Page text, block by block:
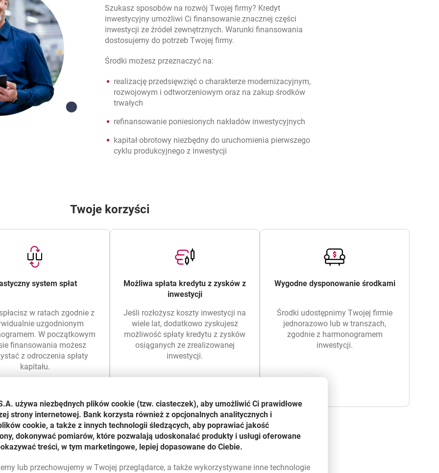
Szukasz sposobów na rozwój Twojej firmy? Kredyt
inwestycyjny umożliwi Ci finansowanie znacznej części
inwestycji ze źródeł zewnętrznych. Warunki finansowania
dostosujemy do potrzeb Twojej firmy.
Środki możesz przeznaczyć na:
realizację przedsięwzięć o charakterze modernizacyjnym,
rozwojowym i odtworzeniowym oraz na zakup środków
trwałych
refinansowanie poniesionych nakładów inwestycyjnych
kapitał obrotowy niezbędny do uruchomienia pierwszego
cyklu produkcyjnego z inwestycji
Twoje korzyści
system spłat
w ratach zgodnie z
uzgodnionym
W początkowym
finansowania możesz
z odroczenia spłaty
kapitału.
Możliwa spłata kredytu z zysków z
inwestycji
Jeśli rozłożysz koszty inwestycji na
wiele lat, dodatkowo zyskujesz
możliwość spłaty kredytu z zysków
osiąganych ze zrealizowanej
inwestycji.
Wygodne dysponowanie środkami
Środki udostępnimy Twojej firmie
jednorazowo lub w transzach,
zgodnie z harmonogramem
inwestycji.
używa niezbędnych plikówcookie (tzw. ciasteczek), aby umożliwić Ci prawidłowe
strony internetowej. Bank korzysta również z opcjonalnych analitycznych i
cookie, a także z innych technologii śledzących, aby poprawiać jakość
dokonywać pomiarów, które pozwalają udoskonalać produkty i usługi oferowane
treści, w tym marketingowe, lepiej dopasowane do Ciebie.
lub przechowujemy w Twojej przeglądarce, a także wykorzystywane inne technologie